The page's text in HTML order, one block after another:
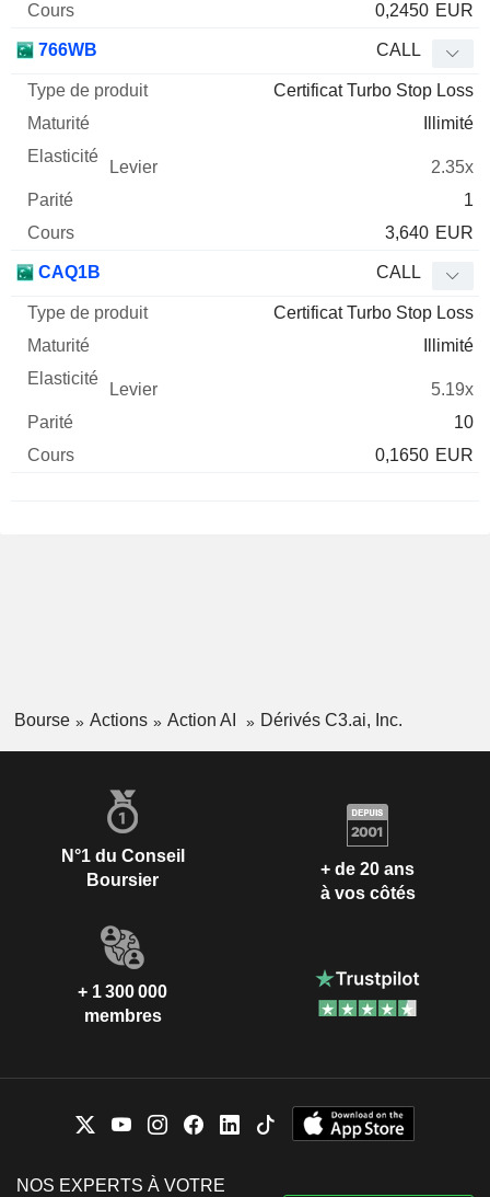
0,2450 EUR
766WB CALL
Certificat Turbo Stop Loss
Illimité
2.35x
1
3,640 EUR
CAQ1B CALL
Certificat Turbo Stop Loss
Illimité
5.19x
10
0,1650 EUR
Bourse Actions Action AI Dérivés C3.ai, Inc.
N°1 du Conseil
Boursier
+ de 20 ans
à vos côtés
+ 1 300 000
membres
NOS EXPERTS À VOTRE